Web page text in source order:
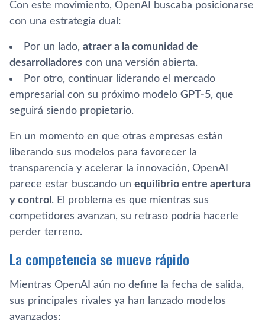
Con este movimiento, OpenAI buscaba posicionarse
con una estrategia dual:
Por un lado, atraer a la comunidad de
desarrolladores con una versión abierta.
Por otro, continuar liderando el mercado
empresarial con su próximo modelo GPT-5, que
seguirá siendo propietario.
En un momento en que otras empresas están
liberando sus modelos para favorecer la
transparencia y acelerar la innovación, OpenAI
parece estar buscando un equilibrio entre apertura
y control . El problema es que mientras sus
competidores avanzan, su retraso podría hacerle
perder terreno.
La competencia se mueve rápido
Mientras OpenAI aún no define la fecha de salida,
sus principales rivales ya han lanzado modelos
avanzados: